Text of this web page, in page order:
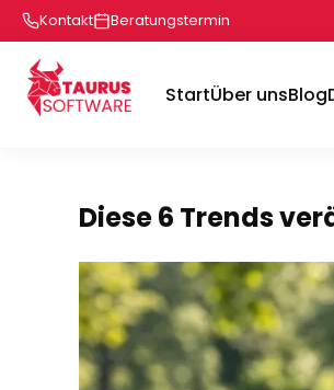
Kontakt Beratungstermin
StartÜber unsBlog
Diese 6 Trends